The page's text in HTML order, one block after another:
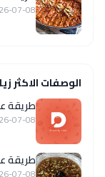
07-08
الوصفات الاكثر
طريقة
07-08
طريقة
07-08